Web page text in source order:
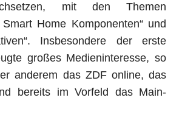
mit den Themen
Home Komponenten“ und
Insbesondere der erste
großes Medieninteresse, so
anderem das ZDF online, das
bereits im Vorfeld das Main-